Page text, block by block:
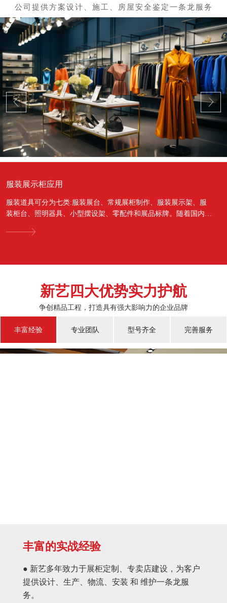
服装展示柜应用
服装道具可分为七类:服装展台、常规展柜制作、服装展示架、服
装柜台、照明器具、小型摆设架、零配件和展品标牌。随着国内经
新艺四大优势实力护航
争创精品工程，打造具有强大影响力的企业品牌
丰富经验 专业团队 型号齐全 完善服务
丰富的实战经验
● 新艺多年致力于展柜定制、专卖店建设，为客户
提供设计、生产、物流、安装 和 维护一条龙服
务。